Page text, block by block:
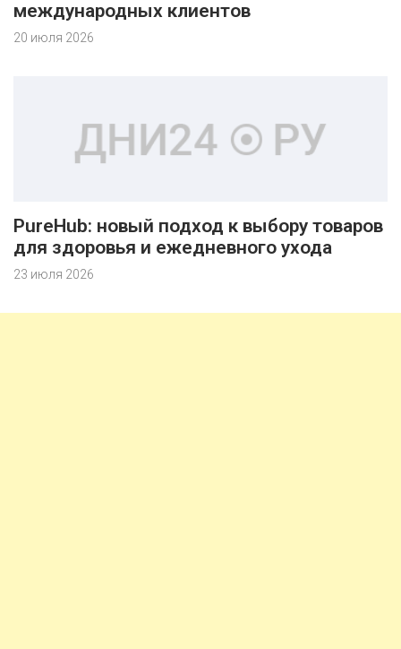
международных клиентов
20 июля 2026
PureHub: новый подход к выбору товаров
для здоровья и ежедневного ухода
23 июля 2026